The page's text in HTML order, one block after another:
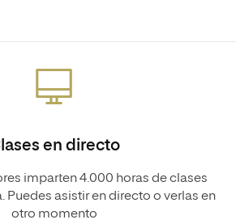
en directo
imparten 4.000 horas de clases
Puedes asistir en directo o verlas en
otro momento